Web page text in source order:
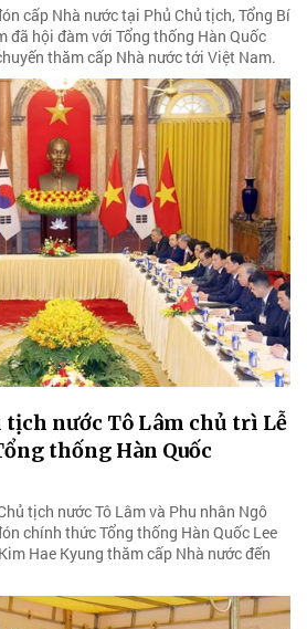
cấp Nhà nước tại Phủ Chủ tịch, Tổng Bí
đã hội đàm với Tổng thống Hàn Quốc
thăm cấp Nhà nước tới Việt Nam.
tịch nước Tô Lâm chủ trì Lễ
thống Hàn Quốc
tịch nước Tô Lâm và Phu nhân Ngô
chính thức Tổng thống Hàn Quốc Lee
Hae Kyung thăm cấp Nhà nước đến